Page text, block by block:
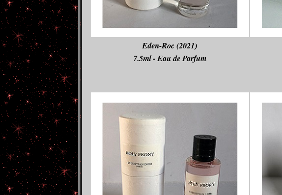
Eden-Roc (2021)
7.5ml - Eau de Parfum